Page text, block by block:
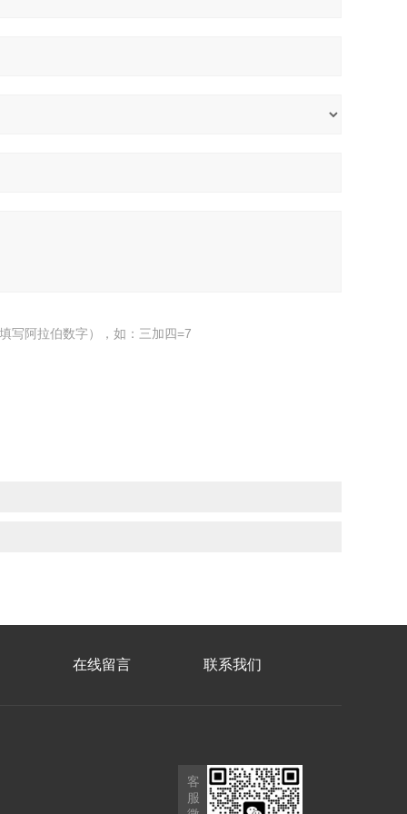
写阿拉伯数字），如：三加四=7
在线留言 联系我们
客
服